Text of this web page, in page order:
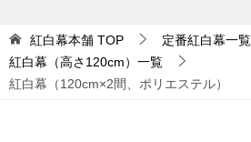
紅白幕本舗 TOP
定番紅白幕一覧
紅白幕（高さ120cm）一覧
紅白幕（120cm×2間、ポリエステル）